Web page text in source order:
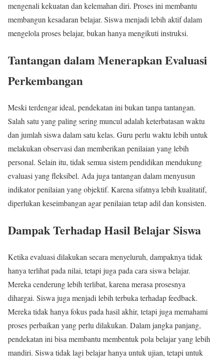
mengenali kekuatan dan kelemahan diri. Proses ini membantu
membangun kesadaran belajar. Siswa menjadi lebih aktif dalam
mengelola proses belajar, bukan hanya mengikuti instruksi.
Tantangan dalam Menerapkan Evaluasi
Perkembangan
Meski terdengar ideal, pendekatan ini bukan tanpa tantangan.
Salah satu yang paling sering muncul adalah keterbatasan waktu
dan jumlah siswa dalam satu kelas. Guru perlu waktu lebih untuk
melakukan observasi dan memberikan penilaian yang lebih
personal. Selain itu, tidak semua sistem pendidikan mendukung
evaluasi yang fleksibel. Ada juga tantangan dalam menyusun
indikator penilaian yang objektif. Karena sifatnya lebih kualitatif,
diperlukan keseimbangan agar penilaian tetap adil dan konsisten.
Dampak Terhadap Hasil Belajar Siswa
Ketika evaluasi dilakukan secara menyeluruh, dampaknya tidak
hanya terlihat pada nilai, tetapi juga pada cara siswa belajar.
Mereka cenderung lebih terlibat, karena merasa prosesnya
dihargai. Siswa juga menjadi lebih terbuka terhadap feedback.
Mereka tidak hanya fokus pada hasil akhir, tetapi juga memahami
proses perbaikan yang perlu dilakukan. Dalam jangka panjang,
pendekatan ini bisa membantu membentuk pola belajar yang lebih
mandiri. Siswa tidak lagi belajar hanya untuk ujian, tetapi untuk